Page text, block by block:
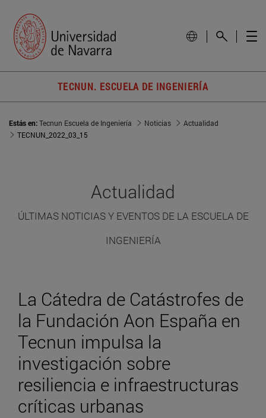
TECNUN. ESCUELA DE INGENIERÍA
Estás en:Tecnun Escuela de Ingeniería Noticias
Actualidad
TECNUN_2022_03_15
Actualidad
ÚLTIMAS NOTICIAS Y EVENTOS DE LA ESCUELA DE
INGENIERÍA
La Cátedra de Catástrofes de
la Fundación Aon España en
Tecnun impulsa la
investigación sobre
resiliencia e infraestructuras
críticas urbanas